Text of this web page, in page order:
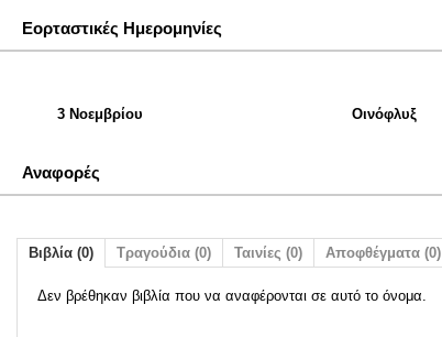
Εορταστικές Ημερομηνίες
3 Νοεμβρίου Οινόφλυξ
Αναφορές
Βιβλία (0) Τραγούδια (0) Ταινίες (0) Αποφθέγματα (0)
Δεν βρέθηκαν βιβλία που να αναφέρονται σε αυτό το όνομα.